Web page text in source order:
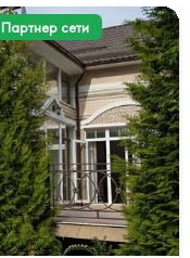
Партнер сети